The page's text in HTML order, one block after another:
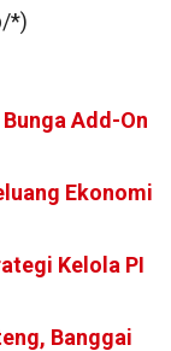
*)
Add-On
Ekonomi
Kelola PI
Banggai